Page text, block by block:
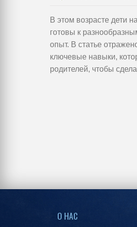
В этом возрасте дети
готовы к
опыт. В статье
ключевые навыки,
родителей, чтобы
О НАС